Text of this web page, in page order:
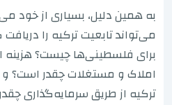
به همین دلیل، بسیاری از خود
می‌تواند تابعیت ترکیه را
برای فلسطینی‌ها چیست؟ هزینه
املاک و مستغلات چقدر است؟ و
ترکیه از طریق سرمایه‌گذاری